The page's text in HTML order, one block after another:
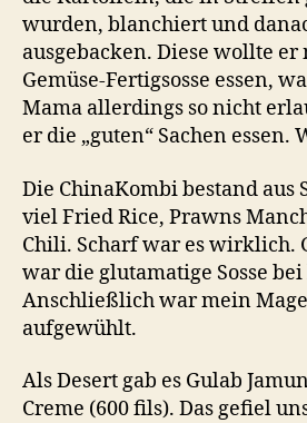
wurden, blanchiert und
ausgebacken. Diese wollte
Gemüse-Fertigsosse essen,
Mama allerdings so nicht
er die „guten“ Sachen essen.
Die ChinaKombi bestand aus
viel Fried Rice, Prawns
Chili. Scharf war es wirklich.
war die glutamatige Sosse
Anschließlich war mein
aufgewühlt.
Als Desert gab es Gulab
Creme (600 fils). Das gefiel